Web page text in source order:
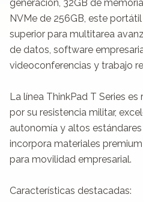
generación, 32GB de
NVMe de 256GB, este
superior para multitarea
de datos, software
videoconferencias y trabajo
La línea ThinkPad T Series
por su resistencia militar,
autonomía y altos
incorpora materiales
para movilidad empresarial.
Características destacadas: